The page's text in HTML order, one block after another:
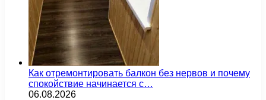
Как отремонтировать балкон без нервов и почему
спокойствие начинается с…
06.08.2026